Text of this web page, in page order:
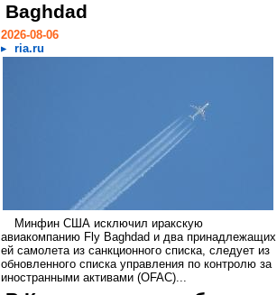
Baghdad
2026-08-06
ria.ru
Минфин США исключил иракскую
авиакомпанию Fly Baghdad и два принадлежащих
ей самолета из санкционного списка, следует из
обновленного списка управления по контролю за
иностранными активами (OFAC)...